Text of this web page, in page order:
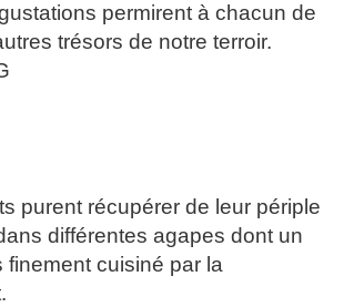
permirent à chacun de
trésors de notre terroir.
purent récupérer de leur périple
différentes agapes dont un
finement cuisiné par la